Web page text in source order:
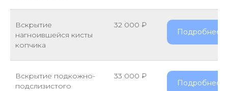
Вскрытие
нагноившейся кисты
копчика
32 000 ₽
Подробнее
Вскрытие подкожно-
подслизистого
33 000 ₽
Подробнее